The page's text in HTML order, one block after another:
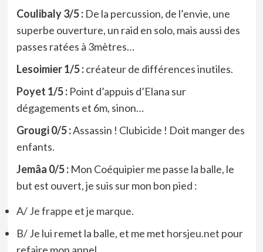
Coulibaly 3/5 :De la percussion, de l’envie, une
superbe ouverture, un raid en solo, mais aussi des
passes ratées à 3mètres…
Lesoimier 1/5 :créateur de différences inutiles.
Poyet 1/5 : Point d’appuis d’Elana sur
dégagements et 6m, sinon…
Grougi 0/5 :Assassin ! Clubicide ! Doit manger des
enfants.
Jemâa 0/5 : Mon Coéquipier me passe la balle, le
but est ouvert, je suis sur mon bon pied :
A/Je frappe et je marque.
B/ Je lui remet la balle, et me met horsjeu.net pour